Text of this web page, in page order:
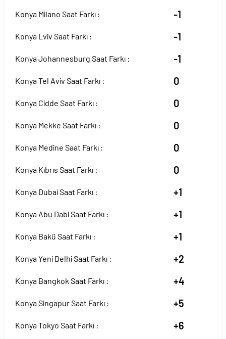
Konya Milano Saat Farkı : -1
Konya Lviv Saat Farkı : -1
Konya Johannesburg Saat Farkı : -1
Konya Tel Aviv Saat Farkı : 0
Konya Cidde Saat Farkı : 0
Konya Mekke Saat Farkı : 0
Konya Medine Saat Farkı : 0
Konya Kıbrıs Saat Farkı : 0
Konya Dubai Saat Farkı : +1
Konya Abu Dabi Saat Farkı : +1
Konya Bakü Saat Farkı : +1
Konya Yeni Delhi Saat Farkı : +2
Konya Bangkok Saat Farkı : +4
Konya Singapur Saat Farkı : +5
Konya Tokyo Saat Farkı : +6